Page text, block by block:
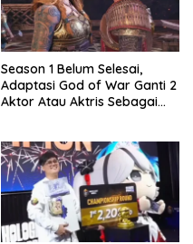
Season 1 Belum Selesai,
Adaptasi God of War Ganti 2
Aktor Atau Aktris Sebagai